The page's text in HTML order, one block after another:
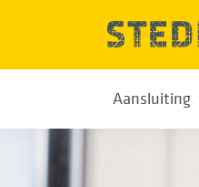
Aansluiting